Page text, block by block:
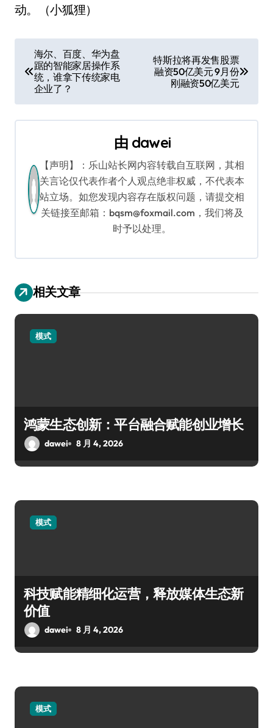
动。（小狐狸）
章
导
航
海尔、百度、华为盘
踞的智能家居操作系
统，谁拿下传统家电
企业了？
特斯拉将再发售股票
融资50亿美元 9月份
刚融资50亿美元
由 dawei
【声明】：乐山站长网内容转载自互联网，其相
关言论仅代表作者个人观点绝非权威，不代表本
站立场。如您发现内容存在版权问题，请提交相
关链接至邮箱：bqsm@foxmail.com，我们将及
时予以处理。
相关文章
模式
鸿蒙生态创新：平台融合赋能创业增长
dawei 8 月 4, 2026
模式
科技赋能精细化运营，释放媒体生态新
价值
dawei 8 月 4, 2026
模式